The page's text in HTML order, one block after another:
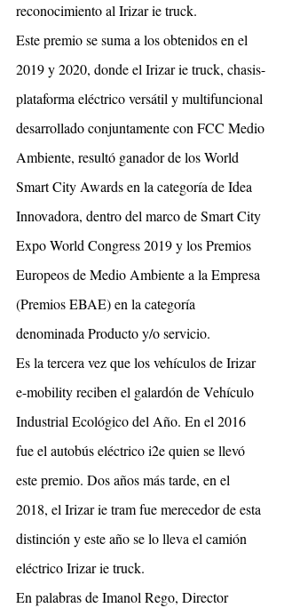
reconocimiento al Irizar ie truck.
Este premio se suma a los obtenidos en el
2019 y 2020, donde el Irizar ie truck, chasis-
plataforma eléctrico versátil y multifuncional
desarrollado conjuntamente con FCC Medio
Ambiente, resultó ganador de los World
Smart City Awards en la categoría de Idea
Innovadora, dentro del marco de Smart City
Expo World Congress 2019 y los Premios
Europeos de Medio Ambiente a la Empresa
(Premios EBAE) en la categoría
denominada Producto y/o servicio.
Es la tercera vez que los vehículos de Irizar
e-mobility reciben el galardón de Vehículo
Industrial Ecológico del Año. En el 2016
fue el autobús eléctrico i2e quien se llevó
este premio. Dos años más tarde, en el
2018, el Irizar ie tram fue merecedor de esta
distinción y este año se lo lleva el camión
eléctrico Irizar ie truck.
En palabras de Imanol Rego, Director